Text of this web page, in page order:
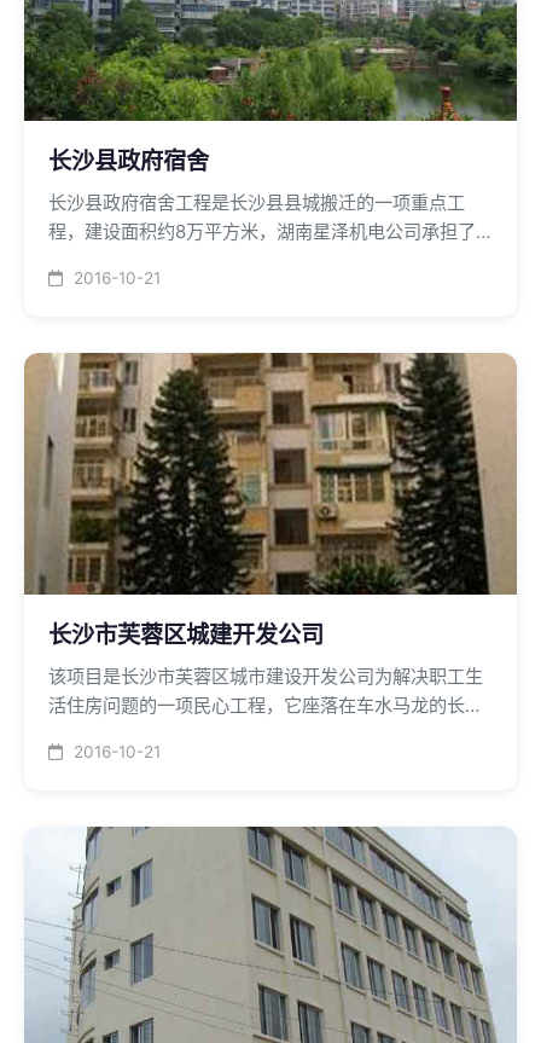
长沙县政府宿舍
长沙县政府宿舍工程是长沙县县城搬迁的一项重点工
程，建设面积约8万平方米，湖南星泽机电公司承担了
2016-10-21
长沙市芙蓉区城建开发公司
该项目是长沙市芙蓉区城市建设开发公司为解决职工生
活住房问题的一项民心工程，它座落在车水马龙的长沙
远大150*106Kcal的燃油机组，空调供应区域为商场、
2016-10-21